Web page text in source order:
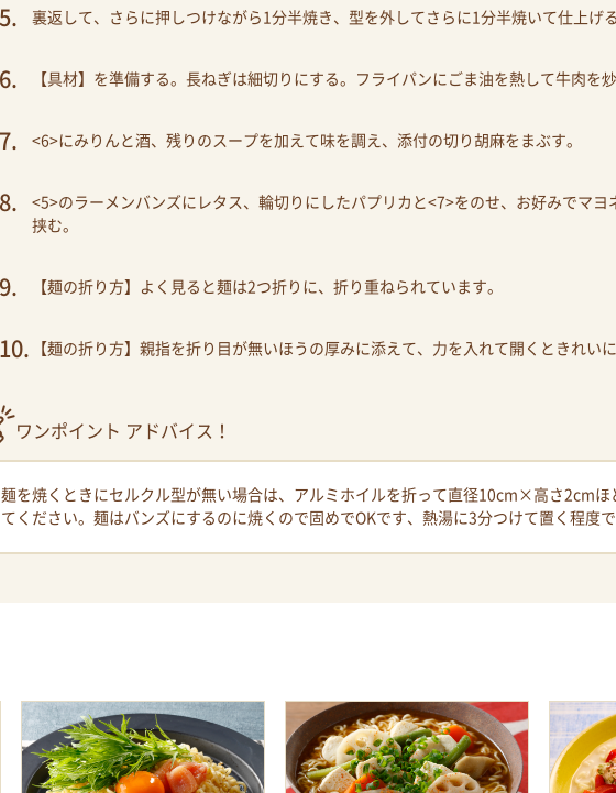
裏返して、さらに押しつけながら1分半焼き、型を外してさらに1分半焼いて仕上げる
【具材】を準備する。長ねぎは細切りにする。フライパンにごま油を熱して牛肉を
<6>にみりんと酒、残りのスープを加えて味を調え、添付の切り胡麻をまぶす。
<5>のラーメンバンズにレタス、輪切りにしたパプリカと<7>をのせ、お好みでマヨ
挟む。
【麺の折り方】よく見ると麺は2つ折りに、折り重ねられています。
【麺の折り方】親指を折り目が無いほうの厚みに添えて、力を入れて開くときれい
ワンポイント アドバイス！
麺を焼くときにセルクル型が無い場合は、アルミホイルを折って直径10cm×高さ2cmほ
てください。麺はバンズにするのに焼くので固めでOKです、熱湯に3分つけて置く程度で